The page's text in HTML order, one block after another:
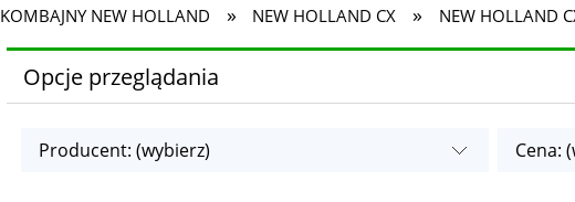
KOMBAJNY NEW HOLLAND » NEW HOLLAND CX » NEW HOLLAND
Opcje przeglądania
Producent: (wybierz) Cena: